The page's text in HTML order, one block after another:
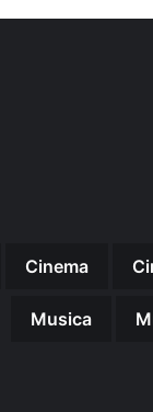
Cinema
Musica